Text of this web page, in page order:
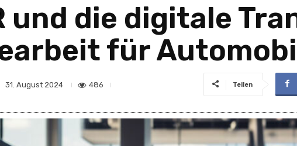
und die digitale
für
31. August 2024 486 Teilen